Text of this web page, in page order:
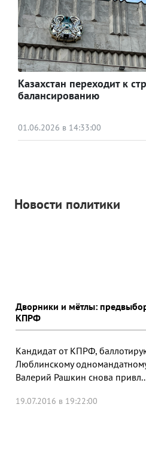
Казахстан переходит к
балансированию
01.06.2026 в 14:33:00
Новости политики
Дворники и мётлы:
КПРФ
Кандидат от КПРФ,
Люблинскому
Валерий Рашкин снова
19.07.2016 в 19:22:00